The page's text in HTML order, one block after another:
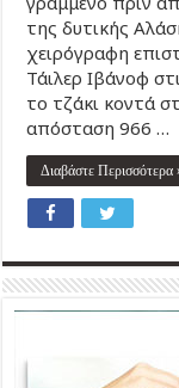
της δυτικής
χειρόγραφη
Τάιλερ Ιβάνοφ
το τζάκι κοντά
απόσταση 966 …
Διαβάστε Περισσότερα